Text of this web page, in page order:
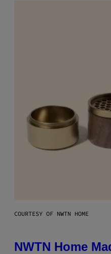
COURTESY OF NWTN HOME
NWTN Home